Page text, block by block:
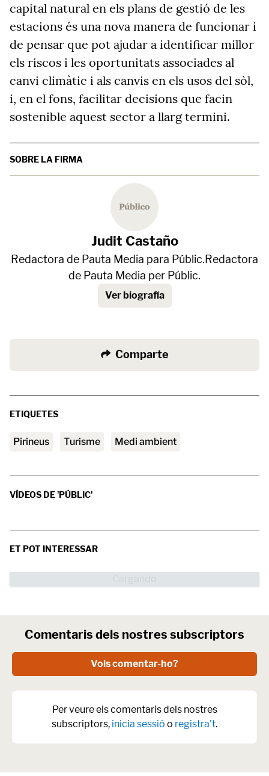
capital natural en els plans de gestió de les
estacions és una nova manera de funcionar i
de pensar que pot ajudar a identificar millor
els riscos i les oportunitats associades al
canvi climàtic i als canvis en els usos del sòl,
i, en el fons, facilitar decisions que facin
sostenible aquest sector a llarg termini.
SOBRE LA FIRMA
Judit Castaño
Redactora de Pauta Media para Públic.Redactora
de Pauta Media per Públic.
Ver biografía
Comparte
ETIQUETES
Pirineus turisme medi ambient
VÍDEOS DE 'PÚBLIC'
ET POT INTERESSAR
Comentaris dels nostres subscriptors
Vols comentar-ho?
Per veure els comentaris dels nostres
subscriptors, inicia sessió o registra't.